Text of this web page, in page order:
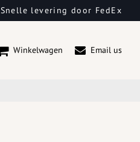
Snelle levering door FedEx
Winkelwagen Email us